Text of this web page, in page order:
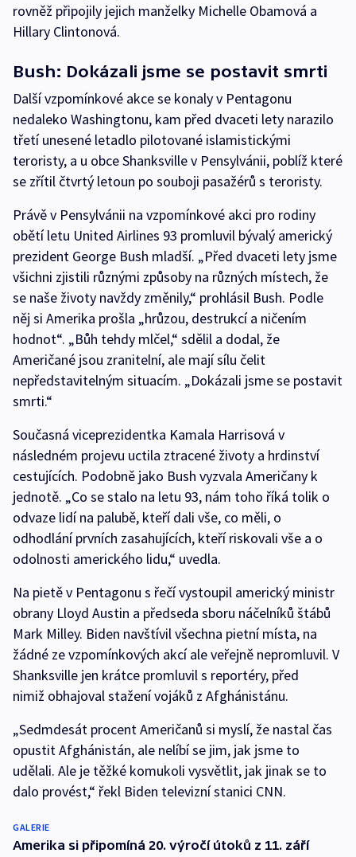
rovněž připojily jejich manželky Michelle Obamová a
Hillary Clintonová.
Bush: Dokázali jsme se postavit smrti
Další vzpomínkové akce se konaly v Pentagonu
nedaleko Washingtonu, kam před dvaceti lety narazilo
třetí unesené letadlo pilotované islamistickými
teroristy, a u obce Shanksville v Pensylvánii, poblíž které
se zřítil čtvrtý letoun po souboji pasažérů s teroristy.
Právě v Pensylvánii na vzpomínkové akci pro rodiny
obětí letu United Airlines 93 promluvil bývalý americký
prezident George Bush mladší. „Před dvaceti lety jsme
všichni zjistili různými způsoby na různých místech, že
se naše životy navždy změnily,“ prohlásil Bush. Podle
něj si Amerika prošla „hrůzou, destrukcí a ničením
hodnot“. „Bůh tehdy mlčel,“ sdělil a dodal, že
Američané jsou zranitelní, ale mají sílu čelit
nepředstavitelným situacím. „Dokázali jsme se postavit
smrti.“
Současná viceprezidentka Kamala Harrisová v
následném projevu uctila ztracené životy a hrdinství
cestujících. Podobně jako Bush vyzvala Američany k
jednotě. „Co se stalo na letu 93, nám toho říká tolik o
odvaze lidí na palubě, kteří dali vše, co měli, o
odhodlání prvních zasahujících, kteří riskovali vše a o
odolnosti amerického lidu,“ uvedla.
Na pietě v Pentagonu s řečí vystoupil americký ministr
obrany Lloyd Austin a předseda sboru náčelníků štábů
Mark Milley. Biden navštívil všechna pietní místa, na
žádné ze vzpomínkových akcí ale veřejně nepromluvil. V
Shanksville jen krátce promluvil s reportéry, před
nimiž obhajoval stažení vojáků z Afghánistánu.
„Sedmdesát procent Američanů si myslí, že nastal čas
opustit Afghánistán, ale nelíbí se jim, jak jsme to
udělali. Ale je těžké komukoli vysvětlit, jak jinak se to
dalo provést,“ řekl Biden televizní stanici CNN.
GALERIE
Amerika si připomíná 20. výročí útoků z 11. září